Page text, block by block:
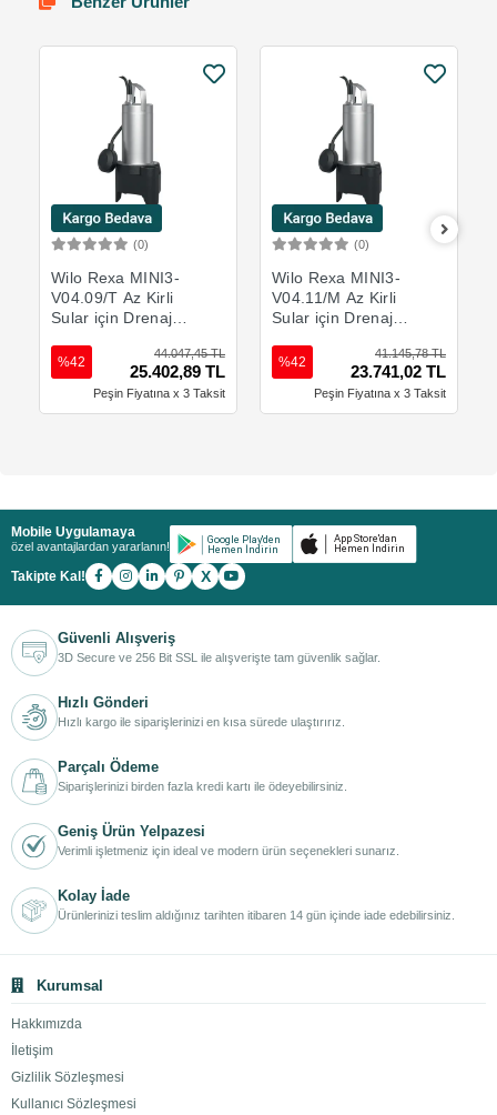
(0)
Wilo Rexa MINI3-
V04.09/T Az Kirli
Sular için Drenaj
44.047,45 TL
25.402,89 TL
%42
Peşin Fiyatına x 3 Taksit
(0)
Wilo Rexa MINI3-
V04.11/M Az Kirli
Sular için Drenaj
41.145,78 TL
23.741,02 TL
%42
Peşin Fiyatına x 3 Taksit
Mobile Uygulamaya
özel avantajlardan yararlanın!
Takipte Kal! X
Güvenli Alışveriş
3D Secure ve 256 Bit SSL ile alışverişte tam güvenlik sağlar.
Hızlı Gönderi
Hızlı kargo ile siparişlerinizi en kısa sürede ulaştırırız.
Parçalı Ödeme
Siparişlerinizi birden fazla kredi kartı ile ödeyebilirsiniz.
Geniş Ürün Yelpazesi
Verimli işletmeniz için ideal ve modern ürün seçenekleri sunarız.
Kolay İade
Ürünlerinizi teslim aldığınız tarihten itibaren 14 gün içinde iade edebilirsiniz.
Kurumsal
Hakkımızda
İletişim
Gizlilik Sözleşmesi
Kullanıcı Sözleşmesi